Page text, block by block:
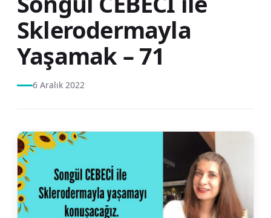
Sklerodermayla
Yaşamak – 71
6 Aralık 2022